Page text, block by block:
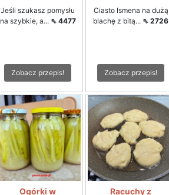
Jeśli szukasz pomysłu
na szybkie, a... ⇖ 4477
Zobacz przepis!
Ciasto Ismena na dużą
blachę z bitą... ⇖ 2726
Zobacz przepis!
Ogórki w Racuchy z